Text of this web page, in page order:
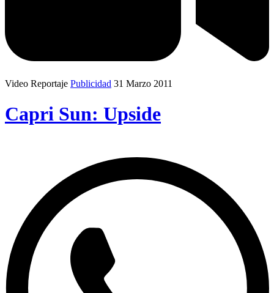
Video Reportaje Publicidad 31 Marzo 2011
Capri Sun: Upside